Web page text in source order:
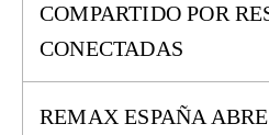
COMPARTIDO POR
CONECTADAS
REMAX ESPAÑA